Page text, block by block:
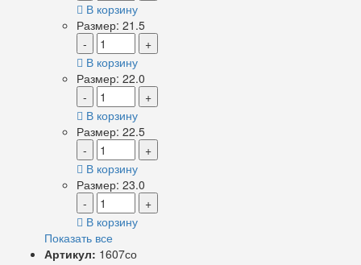
В корзину
Размер: 21.5
-
+
В корзину
Размер: 22.0
-
+
В корзину
Размер: 22.5
-
+
В корзину
Размер: 23.0
-
+
В корзину
Показать все
Артикул: 1607со